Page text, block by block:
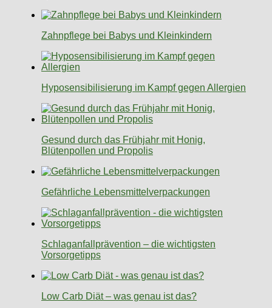
Zahnpflege bei Babys und Kleinkindern
Hyposensibilisierung im Kampf gegen Allergien
Gesund durch das Frühjahr mit Honig,
Blütenpollen und Propolis
Gefährliche Lebensmittelverpackungen
Schlaganfallprävention – die wichtigsten
Vorsorgetipps
Low Carb Diät – was genau ist das?